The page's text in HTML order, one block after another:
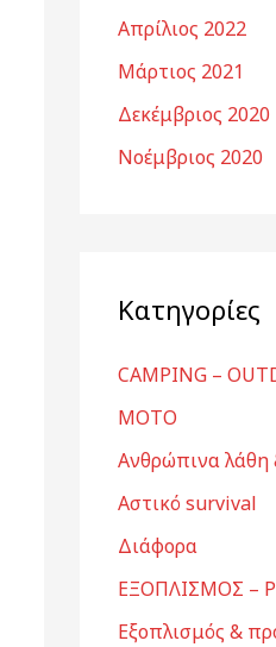
Απρίλιος 2022
Μάρτιος 2021
Δεκέμβριος 2020
Νοέμβριος 2020
Kατηγορίες
CAMPING –
MOTO
Ανθρώπινα λάθη
Αστικό survival
Διάφορα
ΕΞΟΠΛΙΣΜΟΣ –
Εξοπλισμός &